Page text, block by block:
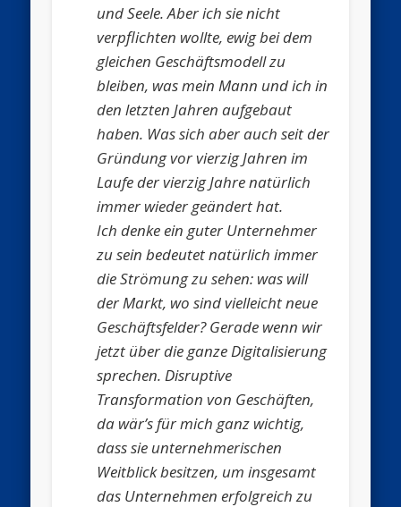
und Seele. Aber ich sie nicht
verpflichten wollte, ewigbei dem
gleichen Geschäftsmodell zu
bleiben, was mein Mann und ich in
den letzten Jahren aufgebaut
haben. Was sich aber auch seit der
Gründungvor vierzig Jahren im
Laufe der vierzig Jahre natürlich
immer wiedergeändert hat.
Ich denke ein guter Unternehmer
zu sein bedeutet natürlich immer
dieStrömung zu sehen: was will
der Markt, wo sind vielleicht neue
Geschäftsfelder?Gerade wenn wir
jetzt über die ganze Digitalisierung
sprechen.Disruptive
Transformation von Geschäften,
da wär’s für mich ganz wichtig,
dass sie unternehmerischen
Weitblick besitzen, um insgesamt
das Unternehmenerfolgreich zu